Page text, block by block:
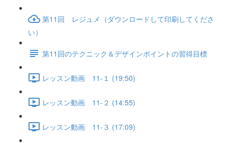
第11回 レジュメ（ダウンロードして印刷してくださ
い）
第11回のテクニック＆デザインポイントの習得目標
レッスン動画 11-１ (19:50)
レッスン動画 11-２ (14:55)
レッスン動画 11-３ (17:09)